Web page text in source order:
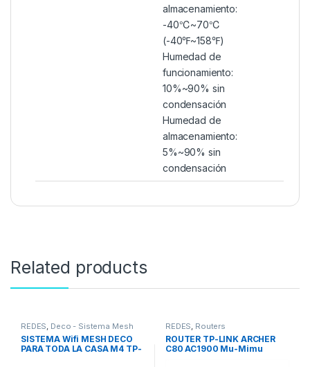
almacenamiento:
-40℃~70℃
(-40℉~158℉)
Humedad de
funcionamiento:
10%~90% sin
condensación
Humedad de
almacenamiento:
5%~90% sin
condensación
Related products
REDES, Deco - Sistema Mesh
SISTEMA Wifi MESH DECO
PARA TODA LA CASA M4 TP-
REDES, Routers
ROUTER TP-LINK ARCHER
C80 AC1900 Mu-Mimu